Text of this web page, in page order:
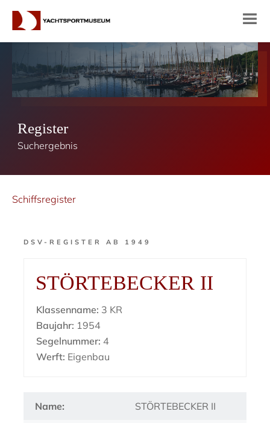
Register
Suchergebnis
Schiffsregister
DSV-REGISTER AB 1949
STÖRTEBECKER II
Klassenname: 3 KR
Baujahr: 1954
Segelnummer: 4
Werft: Eigenbau
Name: STÖRTEBECKER II